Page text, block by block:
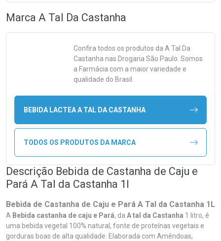
Marca A Tal Da Castanha
Confira todos os produtos da A Tal Da
Castanha nas Drogaria São Paulo. Somos
a Farmácia com a maior variedade e
qualidade do Brasil.
BEBIDA LACTEA A TAL DA CASTANHA
TODOS OS PRODUTOS DA MARCA
Descrição Bebida de Castanha de Caju e
Pará A Tal da Castanha 1l
Bebida de Castanha de Caju e Pará A Tal da Castanha 1L
A Bebida castanha de caju e Pará, da A tal da Castanha 1 litro, é
uma bebida vegetal 100% natural, fonte de proteínas vegetais e
gorduras boas de alta qualidade. Elaborada com Amêndoas,